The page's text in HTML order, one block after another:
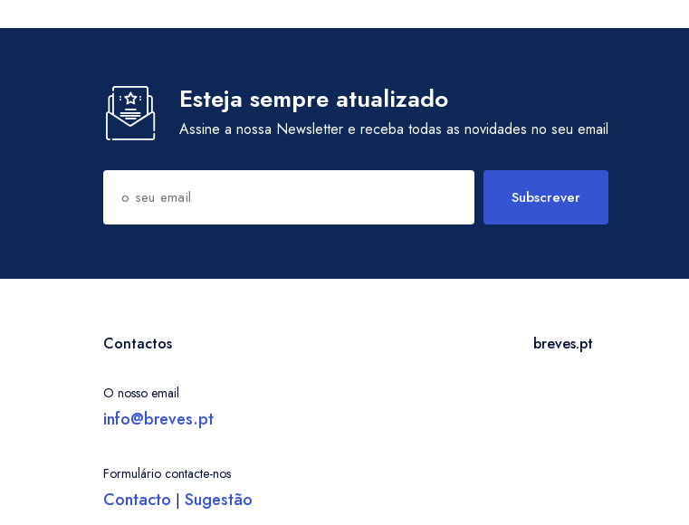
Esteja sempre atualizado
Assine a nossa Newsletter e receba todas as novidades no seu email
Subscrever
Contactos
O nosso email
info@breves.pt
Formulário contacte-nos
Contacto | Sugestão
breves.pt